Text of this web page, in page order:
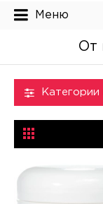
Меню
От